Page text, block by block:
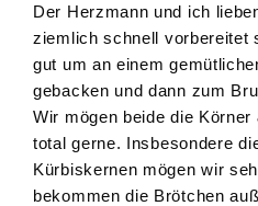
Der Herzmann und ich
ziemlich schnell vorbereitet
gut um an einem
gebacken und dann zum
Wir mögen beide die
total gerne. Insbesondere
Kürbiskernen mögen wir
bekommen die Brötchen